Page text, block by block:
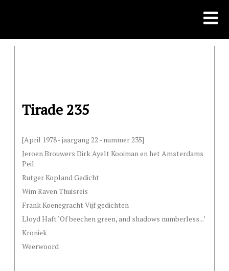
Tirade 235
[April 1978 - jaargang 22 - nummer 235]
Jeroen Brouwers Dirk Ayelt Kooiman en het Amsterdams
Peil
Rutger Kopland Gedicht
Wim Raven Thuisreis
Frank Koenegracht Vijf gedichten
Lloyd Haft ‘Of beechen green, and shadows numberless...’
Kroniek
Weerwoord